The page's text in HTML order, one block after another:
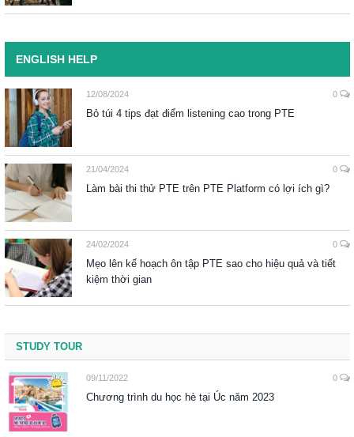
ENGLISH HELP
12/08/2024 0
Bỏ túi 4 tips đạt điểm listening cao trong PTE
21/04/2024 0
Làm bài thi thử PTE trên PTE Platform có lợi ích gì?
24/02/2024 0
Mẹo lên kế hoạch ôn tập PTE sao cho hiệu quả và tiết
kiệm thời gian
STUDY TOUR
09/11/2022 0
Chương trình du học hè tại Úc năm 2023